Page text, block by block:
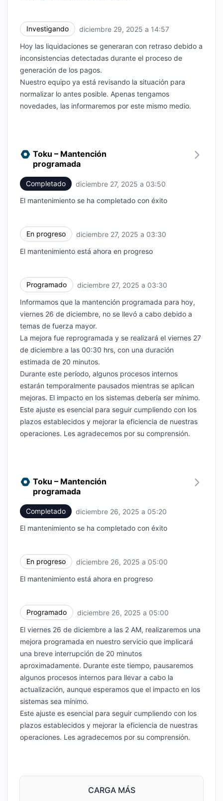
Investigando diciembre 29, 2025 a 14:57
Hoy las liquidaciones se generaran con retraso debido a
inconsistencias detectadas durante el proceso de
generación de los pagos.
Nuestro equipo ya está revisando la situación para
normalizar lo antes posible. Apenas tengamos
novedades, las informaremos por este mismo medio.
Toku – Mantención
programada
Completado diciembre 27, 2025 a 03:50
El mantenimiento se ha completado con éxito
En progreso diciembre 27, 2025 a 03:30
El mantenimiento está ahora en progreso
Programado diciembre 27, 2025 a 03:30
Informamos que la mantención programada para hoy,
viernes 26 de diciembre, no se llevó a cabo debido a
temas de fuerza mayor.
La mejora fue reprogramada y se realizará el viernes 27
de diciembre a las 00:30 hrs, con una duración
estimada de 20 minutos.
Durante este período, algunos procesos internos
estarán temporalmente pausados mientras se aplican
mejoras. El impacto en los sistemas debería ser mínimo.
Este ajuste es esencial para seguir cumpliendo con los
plazos establecidos y mejorar la eficiencia de nuestras
operaciones. Les agradecemos por su comprensión.
Toku – Mantención
programada
Completado diciembre 26, 2025 a 05:20
El mantenimiento se ha completado con éxito
En progreso diciembre 26, 2025 a 05:00
El mantenimiento está ahora en progreso
Programado diciembre 26, 2025 a 05:00
El viernes 26 de diciembre a las 2 AM, realizaremos una
mejora programada en nuestro servicio que implicará
una breve interrupción de 20 minutos
aproximadamente. Durante este tiempo, pausaremos
algunos procesos internos para llevar a cabo la
actualización, aunque esperamos que el impacto en los
sistemas sea mínimo.
Este ajuste es esencial para seguir cumpliendo con los
plazos establecidos y mejorar la eficiencia de nuestras
operaciones. Les agradecemos por su comprensión.
CARGA MÁS